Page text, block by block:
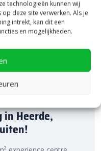
technologieën kunnen wij
deze site verwerken. Als je
intrekt, kan dit een
en mogelijkheden.
in Heerde,